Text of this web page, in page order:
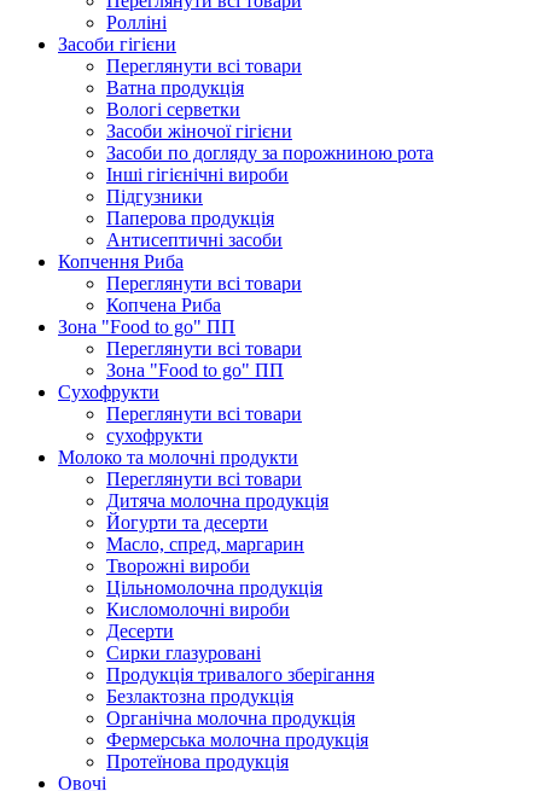
Ролліні
Засоби гігієни
Переглянути всі товари
Ватна продукція
Вологi серветки
Засоби жіночої гігієни
Засоби по догляду за порожниною рота
Інші гігієнічні вироби
Підгузники
Паперова продукція
Антисептичні засоби
Копчення Риба
Переглянути всі товари
Копчена Риба
Зона "Food to go" ПП
Переглянути всі товари
Зона "Food to go" ПП
Сухофрукти
Переглянути всі товари
сухофрукти
Молоко та молочні продукти
Переглянути всі товари
Дитяча молочна продукція
Йогурти та десерти
Масло, спред, маргарин
Творожні вироби
Цільномолочна продукція
Кисломолочні вироби
Десерти
Сирки глазуровані
Продукція тривалого зберігання
Безлактозна продукція
Органічна молочна продукція
Фермерська молочна продукція
Протеїнова продукція
Овочі